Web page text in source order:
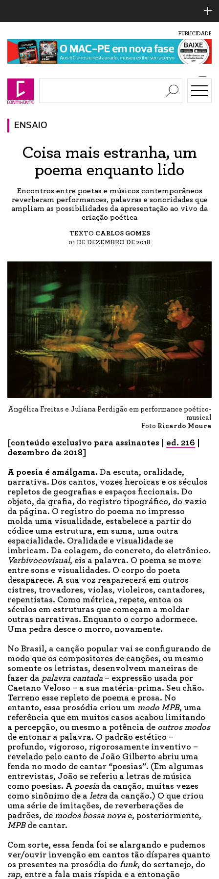
PUBLICIDADE
ENSAIO
Coisa mais estranha, um
poema enquanto lido
Encontros entre poetas e músicos contemporâneos
reverberam performances, palavras e sonoridades que
ampliam as possibilidades da apresentação ao vivo da
criação poética
TEXTO CARLOS GOMES
01 DE DEZEMBRO DE 2018
Angélica Freitas e Juliana Perdigão em performance poético-
musical
Foto Ricardo Moura
[conteúdo exclusivo para assinantes | ed. 216
dezembro de 2018]
A poesia é amálgama. Da escuta, oralidade,
narrativa. Dos cantos, vozes heroicas e os séculos
repletos de geografias e espaços ficcionais. Do
objeto, da grafia, do registro tipográfico, do vazio
da página. O registro do poema no impresso
molda uma visualidade, estabelece a partir do
códice uma estrutura, em suma, uma outra
espacialidade. Oralidade e visualidade se
imbricam. Da colagem, do concreto, do eletrônico.
Verbivocovisual, eis a palavra. O poema se move
entre sons e visualidades. O corpo do poeta
desaparece. A sua voz reaparecerá em outros
cistres, trovadores, violas, violeiros, cantadores,
repentistas. Como métrica, repete, entoa os
séculos em estruturas que começam a moldar
outras narrativas. Enquanto o corpo adormece.
Uma pedra desce o morro, novamente.
No Brasil, a canção popular vai se configurando de
modo que os compositores de canções, ou mesmo
somente os letristas, desenvolvem maneiras de
fazer da palavra cantada – expressão usada por
Caetano Veloso – a sua matéria-prima. Seu chão.
Terreno esse repleto de poema e prosa. No
entanto, essa prosódia criou um modo MPB, uma
referência que em muitos casos acabou limitando
a percepção, ou mesmo a potência de outros modos
de entonar a palavra. O padrão estético –
profundo, vigoroso, rigorosamente inventivo –
revelado pelo canto de João Gilberto abriu uma
fenda no modo de cantar “poesias”. (Em algumas
entrevistas, João se referiu a letras de música
como poesias. A poesia da canção, muitas vezes
como sinônimo de a letra da canção.) O que criou
uma série de imitações, de reverberações de
padrões, de modos bossa nova e, posteriormente,
MPBde cantar.
Com sorte, essa fenda foi se alargando e pudemos
ver/ouvir invenção em cantos tão díspares quanto
os presentes na prosódia do funk, do sertanejo, do
rap, entre a fala mais ríspida e a entonação